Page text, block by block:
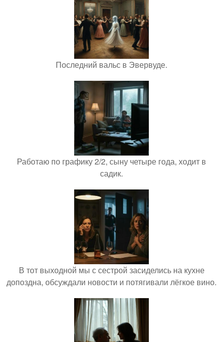
Последний вальс в Эвервуде.
Работаю по графику 2/2, сыну четыре года, ходит в
садик.
В тот выходной мы с сестрой засиделись на кухне
допоздна, обсуждали новости и потягивали лёгкое вино.